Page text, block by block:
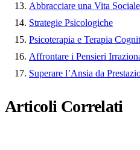
Abbracciare una Vita
Strategie Psicologiche
Psicoterapia e Terapia
Affrontare i Pensieri
Superare l’Ansia da
Articoli Correlati